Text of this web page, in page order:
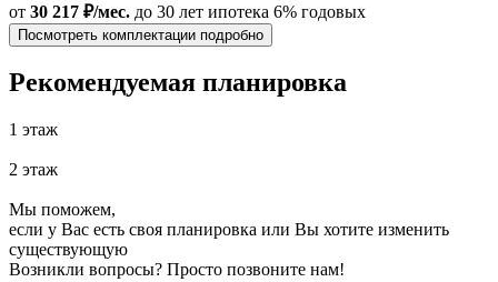
от 30 217 ₽/мес. до 30 лет ипотека 6% годовых
Посмотреть комплектации подробно
Рекомендуемая планировка
1 этаж
2 этаж
Мы поможем,
если у Вас есть своя планировка или Вы хотите изменить
существующую
Возникли вопросы? Просто позвоните нам!